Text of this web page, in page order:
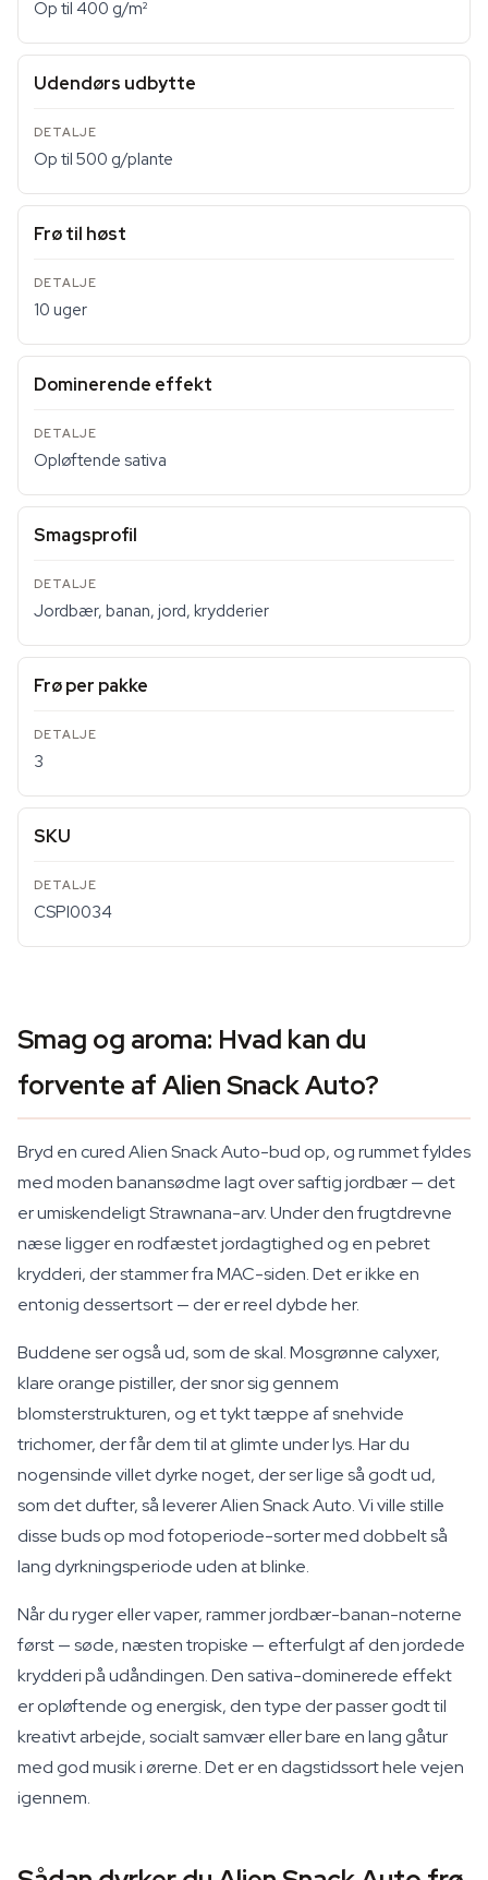
Op til 400 g/m²
Udendørs udbytte
Op til 500 g/plante
Frø til høst
10 uger
Dominerende effekt
Opløftende sativa
Smagsprofil
Jordbær, banan, jord, krydderier
Frø per pakke
3
SKU
CSPI0034
Smag og aroma: Hvad kan du
forvente af Alien Snack Auto?
Bryd en cured Alien Snack Auto-bud op, og rummet fyldes
med moden banansødme lagt over saftig jordbær — det
er umiskendeligt Strawnana-arv. Under den frugtdrevne
næse ligger en rodfæstet jordagtighed og en pebret
krydderi, der stammer fra MAC-siden. Det er ikke en
entonig dessertsort — der er reel dybde her.
Buddene ser også ud, som de skal. Mosgrønne calyxer,
klare orange pistiller, der snor sig gennem
blomsterstrukturen, og et tykt tæppe af snehvide
trichomer, der får dem til at glimte under lys. Har du
nogensinde villet dyrke noget, der ser lige så godt ud,
som det dufter, så leverer Alien Snack Auto. Vi ville stille
disse buds op mod fotoperiode-sorter med dobbelt så
lang dyrkningsperiode uden at blinke.
Når du ryger eller vaper, rammer jordbær-banan-noterne
først — søde, næsten tropiske — efterfulgt af den jordede
krydderi på udåndingen. Den sativa-dominerede effekt
er opløftende og energisk, den type der passer godt til
kreativt arbejde, socialt samvær eller bare en lang gåtur
med god musik i ørerne. Det er en dagstidssort hele vejen
igennem.